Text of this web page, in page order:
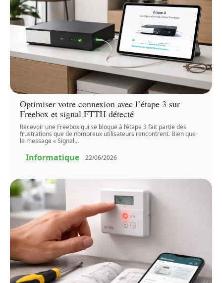
Optimiser votre connexion avec l’étape 3 sur
Freebox et signal FTTH détecté
Recevoir une Freebox qui se bloque à l’étape 3 fait partie des
frustrations que de nombreux utilisateurs rencontrent. Bien que
le message « Signal…
Informatique 22/06/2026